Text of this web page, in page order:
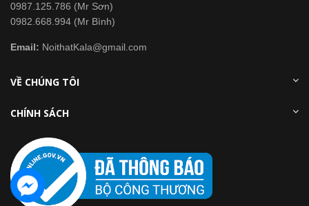
0987.125.786 (Mr Sơn)
0982.668.994 (Mr Bình)
Email: NoithatKala@gmail.com
VỀ CHÚNG TÔI
CHÍNH SÁCH